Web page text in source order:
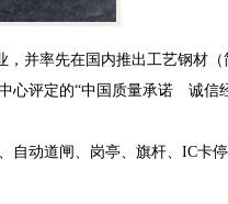
，并率先在国内推出工艺钢材
心评定的“中国质量承诺 诚信
自动道闸 、 岗亭、旗杆、IC卡